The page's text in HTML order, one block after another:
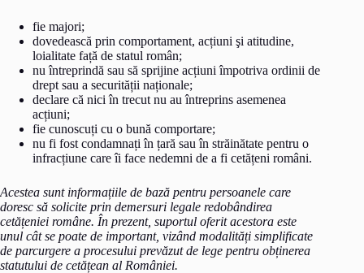
fie majori;
dovedească prin comportament, acțiuni şi atitudine,
loialitate față de statul român;
nu întreprindă sau să sprijine acțiuni împotriva ordinii de
drept sau a securității naționale;
declare că nici în trecut nu au întreprins asemenea
acțiuni;
fie cunoscuți cu o bună comportare;
nu fi fost condamnați în țară sau în străinătate pentru o
infracțiune care îi face nedemni de a fi cetățeni români.
Acestea sunt informațiile de bază pentru persoanele care
doresc să solicite prin demersuri legale redobândirea
cetățeniei române. În prezent, suportul oferit acestora este
unul cât se poate de important, vizând modalități simplificate
de parcurgere a procesului prevăzut de lege pentru obținerea
statutului de cetățean al României.